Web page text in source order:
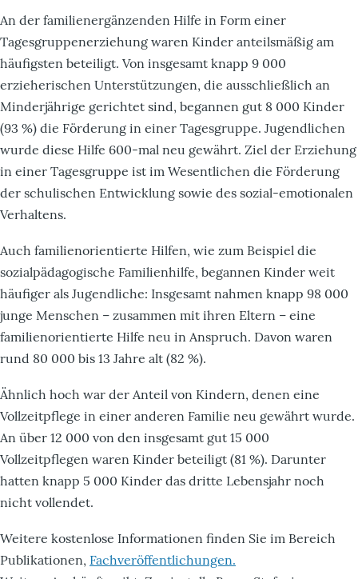
An der familienergänzenden Hilfe in Form einer
Tagesgruppenerziehung waren Kinder anteilsmäßig am
häufigsten beteiligt. Von insgesamt knapp 9 000
erzieherischen Unterstützungen, die ausschließlich an
Minderjährige gerichtet sind, begannen gut 8 000 Kinder
(93 %) die Förderung in einer Tagesgruppe. Jugendlichen
wurde diese Hilfe 600-mal neu gewährt. Ziel der Erziehung
in einer Tagesgruppe ist im Wesentlichen die Förderung
der schulischen Entwicklung sowie des sozial-emotionalen
Verhaltens.
Auch familienorientierte Hilfen, wie zum Beispiel die
sozialpädagogische Familienhilfe, begannen Kinder weit
häufiger als Jugendliche: Insgesamt nahmen knapp 98 000
junge Menschen – zusammen mit ihren Eltern – eine
familienorientierte Hilfe neu in Anspruch. Davon waren
rund 80 000 bis 13 Jahre alt (82 %).
Ähnlich hoch war der Anteil von Kindern, denen eine
Vollzeitpflege in einer anderen Familie neu gewährt wurde.
An über 12 000 von den insgesamt gut 15 000
Vollzeitpflegen waren Kinder beteiligt (81 %). Darunter
hatten knapp 5 000 Kinder das dritte Lebensjahr noch
nicht vollendet.
Weitere kostenlose Informationen finden Sie im Bereich
Publikationen, Fachveröffentlichungen.